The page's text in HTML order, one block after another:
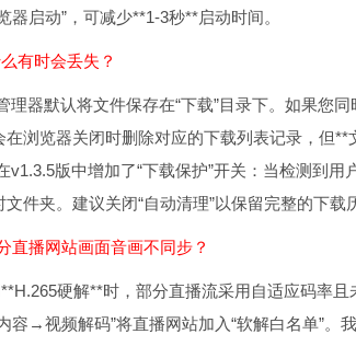
器启动”，可减少**1-3秒**启动时间。
有时会丢失？
器默认将文件保存在“下载”目录下。如果您
浏览器关闭时删除对应的下载列表记录，但**
版中增加了“下载保护”开关：当检测到用
件夹。建议关闭“自动清理”以保留完整的下载
直播网站画面音画不同步？
硬解**时，部分直播流采用自适应码率
容→视频解码”将直播网站加入“软解白名单”。